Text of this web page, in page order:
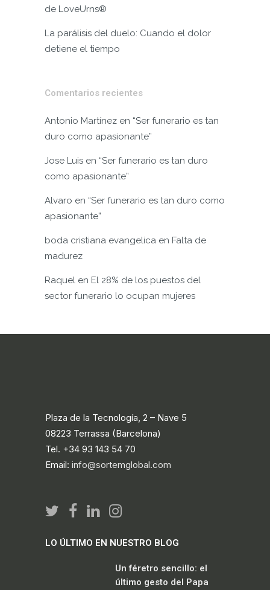
de LoveUrns®
La parálisis del duelo: Cuando el dolor
detiene el tiempo
Comentarios recientes
Antonio Martínez en “Ser funerario es tan
duro como apasionante”
Jose Luis en “Ser funerario es tan duro
como apasionante”
Alvaro en “Ser funerario es tan duro como
apasionante”
boda cristiana evangelica en Falta de
madurez
Raquel en El 28% de los puestos del
sector funerario lo ocupan mujeres
Plaza de la Tecnología, 2 – Nave 5
08223 Terrassa (Barcelona)
Tel. +34 93 143 54 70
Email: info@sortemglobal.com
LO ÚLTIMO EN NUESTRO BLOG
Un féretro sencillo: el
último gesto del Papa